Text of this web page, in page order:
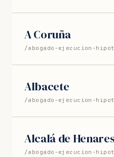
A Coruña
/abogado-ejecucion-
Albacete
/abogado-ejecucion-
Alcalá de
/abogado-ejecucion-